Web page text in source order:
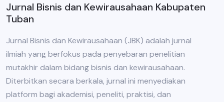
Jurnal Bisnis dan Kewirausahaan Kabupaten
Tuban
Jurnal Bisnis dan Kewirausahaan (JBK) adalah jurnal
ilmiah yang berfokus pada penyebaran penelitian
mutakhir dalam bidang bisnis dan kewirausahaan.
Diterbitkan secara berkala, jurnal ini menyediakan
platform bagi akademisi, peneliti, praktisi, dan